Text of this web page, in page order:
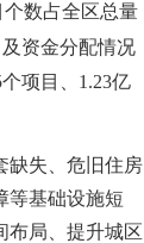
数占全区总量
资金分配情况
个项目、 1.23亿
缺失、危旧住房
等基础设施短
布局、提升城区